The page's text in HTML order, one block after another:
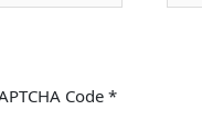
Code*